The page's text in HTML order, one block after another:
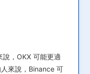
，OKX 可能更適
來說，Binance 可